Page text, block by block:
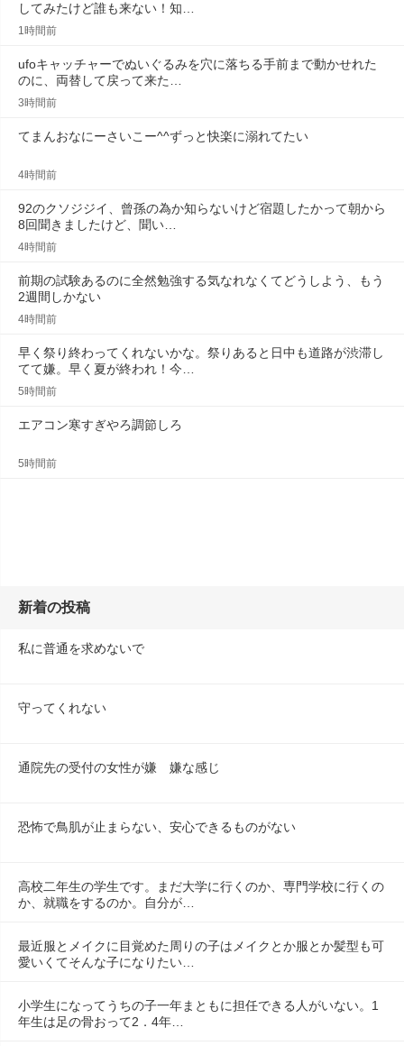
してみたけど誰も来ない！知…
1時間前
ufoキャッチャーでぬいぐるみを穴に落ちる手前まで動かせれた
のに、両替して戻って来た…
3時間前
てまんおなにーさいこー^^ずっと快楽に溺れてたい
4時間前
92のクソジジイ、曾孫の為か知らないけど宿題したかって朝から
8回聞きましたけど、聞い…
4時間前
前期の試験あるのに全然勉強する気なれなくてどうしよう、もう
2週間しかない
4時間前
早く祭り終わってくれないかな。祭りあると日中も道路が渋滞し
てて嫌。早く夏が終われ！今…
5時間前
エアコン寒すぎやろ調節しろ
5時間前
新着の投稿
私に普通を求めないで
守ってくれない
通院先の受付の女性が嫌　嫌な感じ
恐怖で鳥肌が止まらない、安心できるものがない
高校二年生の学生です。まだ大学に行くのか、専門学校に行くの
か、就職をするのか。自分が…
最近服とメイクに目覚めた周りの子はメイクとか服とか髪型も可
愛いくてそんな子になりたい…
小学生になってうちの子一年まともに担任できる人がいない。1
年生は足の骨おって2．4年…